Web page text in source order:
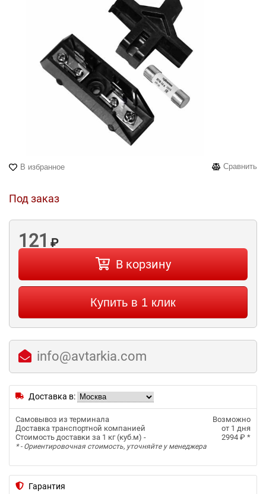
В избранное Сравнить
Под заказ
121 ₽
В корзину
Купить в 1 клик
info@avtarkia.com
Доставка в:
Самовывоз из терминала
Возможно
Доставка транспортной компанией
от 1 дня
Стоимость доставки за 1 кг (куб.м) -
2994 ₽ *
* - Ориентировочная стоимость, уточняйте у менеджера
Гарантия